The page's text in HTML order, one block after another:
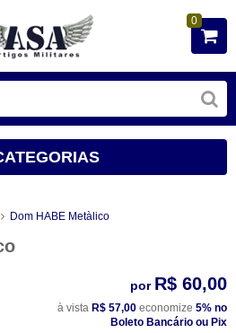
0
Dom HABE Metàlico
por R$ 60,00
à vista R$ 57,00 economize 5% no
Boleto Bancário ou Pix